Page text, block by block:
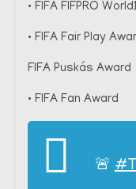
• FIFA FIFPRO
• FIFA Fair Play
FIFA Puskás Award
• FIFA Fan Award
🚨